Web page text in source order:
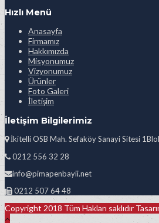
Hızlı Menü
Anasayfa
Firmamız
Hakkımızda
Misyonumuz
Vizyonumuz
Ürünler
Foto Galeri
İletişim
İletişim Bilgilerimiz
İkitelli OSB Mah. Sefaköy Sanayi Sitesi
0212 556 32 28
info@pimapenbayii.net
0212 507 64 48
Copyright 2018 Tüm Hakları saklıdır